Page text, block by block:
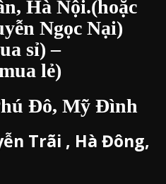
Hà Nội.(hoặc
Ngọc Nại)
sỉ) –
lẻ)
Đô, Mỹ Đình
Trãi , Hà Đông,